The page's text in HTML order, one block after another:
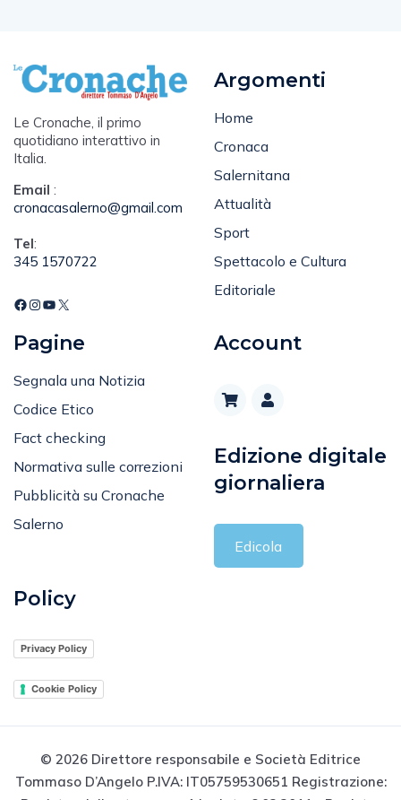
Le Cronache, il primo
quotidiano interattivo in
Italia.
Email :
cronacasalerno@gmail.com
Tel:
345 1570722
Argomenti
Home
Cronaca
Salernitana
Attualità
Sport
Spettacolo e Cultura
Editoriale
Pagine
Segnala una Notizia
Codice Etico
Fact checking
Normativa sulle correzioni
Pubblicità su Cronache
Salerno
Account
Edizione digitale
giornaliera
Edicola
Policy
Privacy Policy
Cookie Policy
© 2026 Direttore responsabile e Società Editrice
Tommaso D’Angelo P.IVA: IT05759530651 Registrazione: